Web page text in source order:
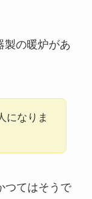
製の暖炉があ
になりま
つてはそうで